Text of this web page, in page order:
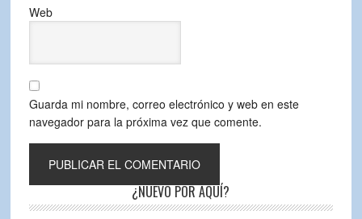
Web
Guarda mi nombre, correo electrónico y web en este
navegador para la próxima vez que comente.
¿NUEVO POR AQUÍ?